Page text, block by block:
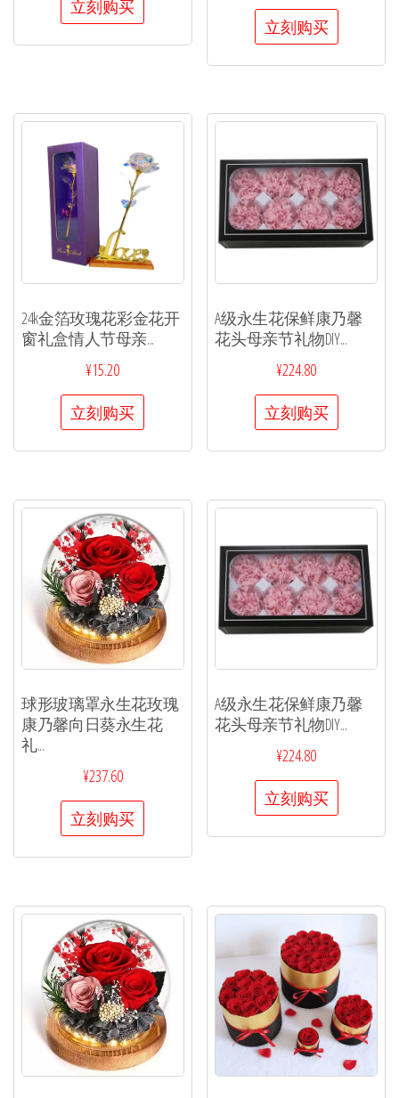
立刻购买
立刻购买
24k金箔玫瑰花彩金花开
窗礼盒情人节母亲...
¥15.20
立刻购买
A级永生花保鲜康乃馨
花头母亲节礼物DIY...
¥224.80
立刻购买
球形玻璃罩永生花玫瑰
康乃馨向日葵永生花
礼...
¥237.60
立刻购买
A级永生花保鲜康乃馨
花头母亲节礼物DIY...
¥224.80
立刻购买